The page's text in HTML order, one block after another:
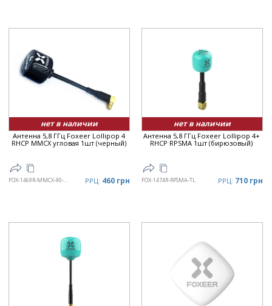
нет в наличии
Антенна 5,8 ГГц Foxeer Lollipop 4
RHCP MMCX угловая 1шт (черный)
FOX-1469R-MMCX-90-BL РРЦ: 460 грн
нет в наличии
Антенна 5,8 ГГц Foxeer Lollipop 4+
RHCP RPSMA 1шт (бирюзовый)
FOX-1474R-RPSMA-TL РРЦ: 710 грн